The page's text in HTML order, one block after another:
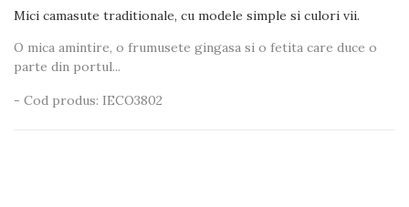
Mici camasute traditionale, cu modele simple si culori vii.
O mica amintire, o frumusete gingasa si o fetita care duce o
parte din portul...
- Cod produs: IECO3802